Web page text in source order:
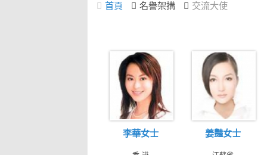
首頁 名譽架搆 交流大使
李華女士 姜豔女士